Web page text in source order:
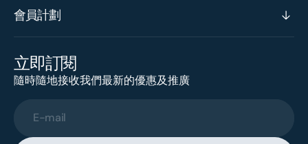
會員計劃
立即訂閱
隨時隨地接收我們最新的優惠及推廣
E-mail